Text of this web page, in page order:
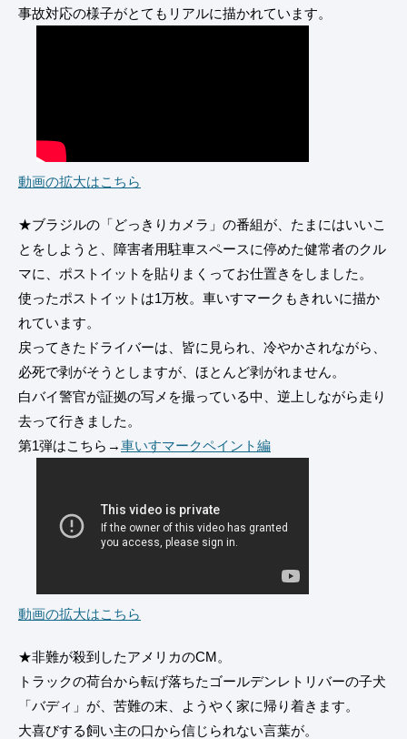
事故対応の様子がとてもリアルに描かれています。
動画の拡大はこちら
★ブラジルの「どっきりカメラ」の番組が、たまにはいいこ
とをしようと、障害者用駐車スペースに停めた健常者のクル
マに、ポストイットを貼りまくってお仕置きをしました。
使ったポストイットは1万枚。車いすマークもきれいに描か
れています。
戻ってきたドライバーは、皆に見られ、冷やかされながら、
必死で剥がそうとしますが、ほとんど剥がれません。
白バイ警官が証拠の写メを撮っている中、逆上しながら走り
去って行きました。
第1弾はこちら→車いすマークペイント編
動画の拡大はこちら
★非難が殺到したアメリカのCM。
トラックの荷台から転げ落ちたゴールデンレトリバーの子犬
「バディ」が、苦難の末、ようやく家に帰り着きます。
大喜びする飼い主の口から信じられない言葉が。